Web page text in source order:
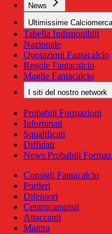
News
Ultimissime
Tabella Indisponibili
Nazionale
Quotazioni Fantacalcio
Regole Fantacalcio
Maglie Fantacalcio
I siti del nostro network
Probabili Formazioni
Infortunati
Squalificati
Diffidati
News Probabili
Consigli Fantacalcio
Portieri
Difensori
Centrocampisti
Attaccanti
Mantra